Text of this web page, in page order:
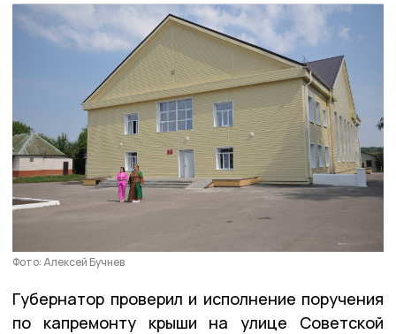
Фото: Алексей Бучнев
Губернатор проверил и исполнение поручения
по капремонту крыши на улице Советской